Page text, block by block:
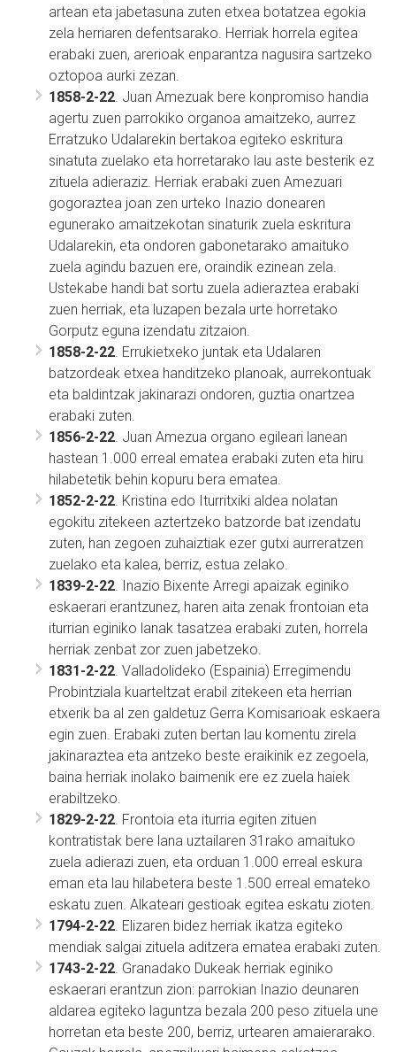
artean eta jabetasuna zuten etxea botatzea egokia
zela herriaren defentsarako. Herriak horrela egitea
erabaki zuen, arerioak enparantza nagusira sartzeko
oztopoa aurki zezan.
1858-2-22 . Juan Amezuak bere konpromiso handia
agertu zuen parrokiko organoa amaitzeko, aurrez
Erratzuko Udalarekin bertakoa egiteko eskritura
sinatuta zuelako eta horretarako lau aste besterik ez
zituela adieraziz. Herriak erabaki zuen Amezuari
gogoraztea joan zen urteko Inazio donearen
egunerako amaitzekotan sinaturik zuela eskritura
Udalarekin, eta ondoren gabonetarako amaituko
zuela agindu bazuen ere, oraindik ezinean zela.
Ustekabe handi bat sortu zuela adieraztea erabaki
zuen herriak, eta luzapen bezala urte horretako
Gorputz eguna izendatu zitzaion.
1858-2-22 . Errukietxeko juntak eta Udalaren
batzordeak etxea handitzeko planoak, aurrekontuak
eta baldintzak jakinarazi ondoren, guztia onartzea
erabaki zuten.
1856-2-22 . Juan Amezua organo egileari lanean
hastean 1.000 erreal ematea erabaki zuten eta hiru
hilabetetik behin kopuru bera ematea.
1852-2-22 . Kristina edo Iturritxiki aldea nolatan
egokitu zitekeen aztertzeko batzorde bat izendatu
zuten, han zegoen zuhaiztiak ezer gutxi aurreratzen
zuelako eta kalea, berriz, estua zelako.
1839-2-22 . Inazio Bixente Arregi apaizak eginiko
eskaerari erantzunez, haren aita zenak frontoian eta
iturrian eginiko lanak tasatzea erabaki zuten, horrela
herriak zenbat zor zuen jabetzeko.
1831-2-22 . Valladolideko (Espainia) Erregimendu
Probintziala kuarteltzat erabil zitekeen eta herrian
etxerik ba al zen galdetuz Gerra Komisarioak eskaera
egin zuen. Erabaki zuten bertan lau komentu zirela
jakinaraztea eta antzeko beste eraikinik ez zegoela,
baina herriak inolako baimenik ere ez zuela haiek
erabiltzeko.
1829-2-22 . Frontoia eta iturria egiten zituen
kontratistak bere lana uztailaren 31rako amaituko
zuela adierazi zuen, eta orduan 1.000 erreal eskura
eman eta lau hilabetera beste 1.500 erreal emateko
eskatu zuen. Alkateari gestioak egitea eskatu zioten.
1794-2-22 . Elizaren bidez herriak ikatza egiteko
mendiak salgai zituela aditzera ematea erabaki zuten.
1743-2-22 . Granadako Dukeak herriak eginiko
eskaerari erantzun zion: parrokian Inazio deunaren
aldarea egiteko laguntza bezala 200 peso zituela une
horretan eta beste 200, berriz, urtearen amaierarako.